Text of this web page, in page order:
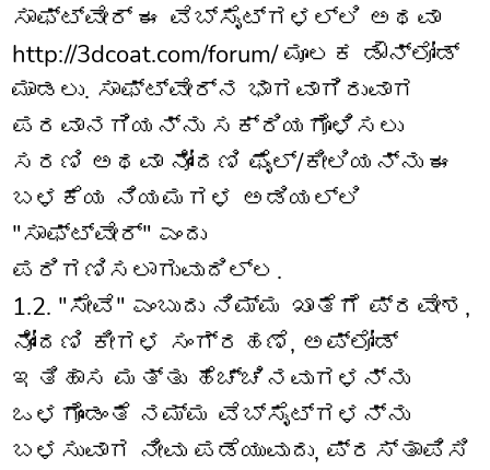
ಸಾಫ್ಟ್‌ವೇರ್ ಈ ವೆಬ್‌ಸೈಟ್‌ಗಳಲ್ಲಿ ಅಥವಾ
http://3dcoat.com/forum/ ಮೂಲಕ ಡೌನ್‌ಲೋಡ್
ಮಾಡಲು. ಸಾಫ್ಟ್‌ವೇರ್‌ನ ಭಾಗವಾಗಿರುವಾಗ
ಪರವಾನಗಿಯನ್ನು ಸಕ್ರಿಯಗೊಳಿಸಲು
ಸರಣಿ ಅಥವಾ ನೋಂದಣಿ ಫೈಲ್/ಕೀಲಿಯನ್ನು ಈ
ಬಳಕೆಯ ನಿಯಮಗಳ ಅಡಿಯಲ್ಲಿ
"ಸಾಫ್ಟ್‌ವೇರ್" ಎಂದು
ಪರಿಗಣಿಸಲಾಗುವುದಿಲ್ಲ.
1.2. "ಸೇವೆ" ಎಂಬುದು ನಿಮ್ಮ ಖಾತೆಗೆ ಪ್ರವೇಶ,
ನೋಂದಣಿ ಕೀಗಳ ಸಂಗ್ರಹಣೆ, ಅಪ್‌ಲೋಡ್
ಇತಿಹಾಸ ಮತ್ತು ಹೆಚ್ಚಿನವುಗಳನ್ನು
ಒಳಗೊಂಡಂತೆ ನಮ್ಮ ವೆಬ್‌ಸೈಟ್‌ಗಳನ್ನು
ಬಳಸುವಾಗ ನೀವು ಪಡೆಯುವುದು, ಪ್ರಸ್ತಾಪಿಸಿ